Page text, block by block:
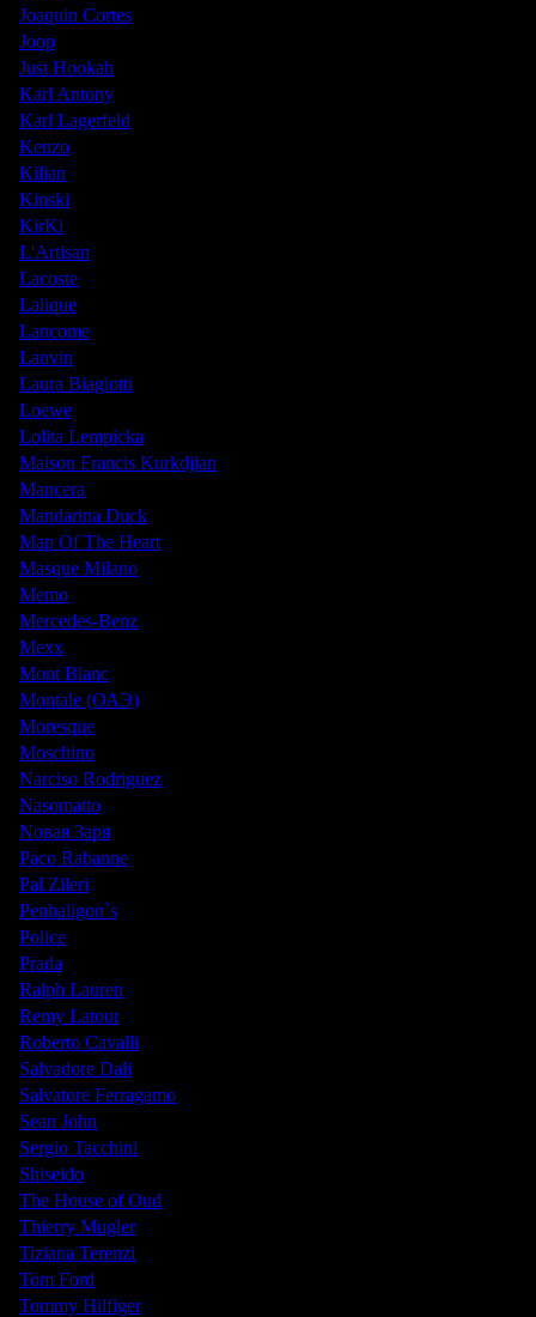
Joaquin Cortes
Joop
Just Hookah
Karl Antony
Karl Lagerfeld
Kenzo
Kilian
Kinski
KirKi
L'Artisan
Lacoste
Lalique
Lancome
Lanvin
Laura Biagiotti
Loewe
Lolita Lempicka
Maison Francis Kurkdjian
Mancera
Mandarina Duck
Map Of The Heart
Masque Milano
Memo
Mercedes-Benz
Mexx
Mont Blanc
Montale (ОАЭ)
Moresque
Moschino
Narciso Rodriguez
Nasomatto
Nовая Заря
Paco Rabanne
Pal Zileri
Penhaligon`s
Police
Prada
Ralph Lauren
Remy Latour
Roberto Cavalli
Salvadore Dali
Salvatore Ferragamo
Sean John
Sergio Tacchini
Shiseido
The House of Oud
Thierry Mugler
Tiziana Terenzi
Tom Ford
Tommy Hilfiger